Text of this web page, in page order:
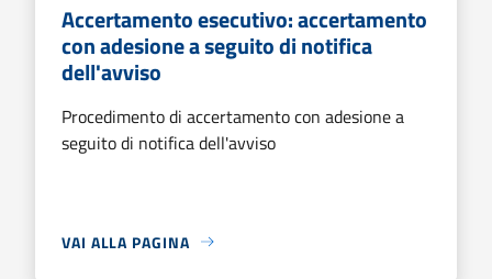
Accertamento esecutivo: accertamento
con adesione a seguito di notifica
dell'avviso
Procedimento di accertamento con adesione a
seguito di notifica dell'avviso
VAI ALLA PAGINA